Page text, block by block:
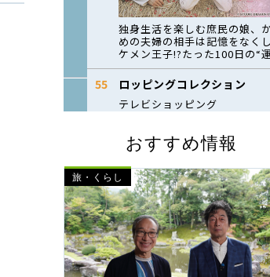
おすすめ情報
旅・くらし